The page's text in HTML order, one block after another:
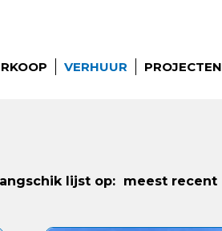
VERHUUR PROJECTEN
lijst op: meest recent